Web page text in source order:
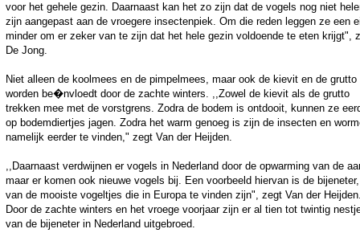
voor het gehele gezin. Daarnaast kan het zo zijn dat de vogels nog niet
zijn aangepast aan de vroegere insectenpiek. Om die reden leggen ze een
minder om er zeker van te zijn dat het hele gezin voldoende te eten krijgt",
De Jong.
Niet alleen de koolmees en de pimpelmees, maar ook de kievit en de grutto
worden be�nvloedt door de zachte winters. ,,Zowel de kievit als de grutto
trekken mee met de vorstgrens. Zodra de bodem is ontdooit, kunnen ze
op bodemdiertjes jagen. Zodra het warm genoeg is zijn de insecten en
namelijk eerder te vinden," zegt Van der Heijden.
,,Daarnaast verdwijnen er vogels in Nederland door de opwarming van de
maar er komen ook nieuwe vogels bij. Een voorbeeld hiervan is de
van de mooiste vogeltjes die in Europa te vinden zijn", zegt Van der
Door de zachte winters en het vroege voorjaar zijn er al tien tot twintig
van de bijeneter in Nederland uitgebroed.